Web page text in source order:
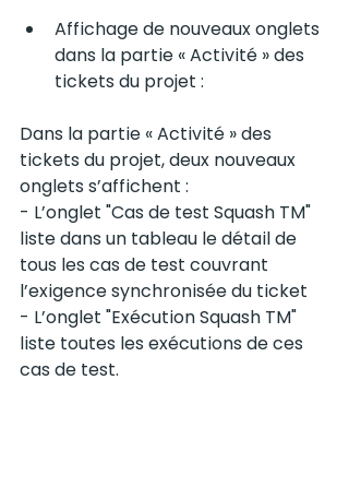
Affichage de nouveaux onglets
dans la partie « Activité » des
tickets du projet :
Dans la partie « Activité » des
tickets du projet, deux nouveaux
onglets s’affichent :
- L’onglet "Cas de test Squash TM"
liste dans un tableau le détail de
tous les cas de test couvrant
l’exigence synchronisée du ticket
- L’onglet "Exécution Squash TM"
liste toutes les exécutions de ces
cas de test.